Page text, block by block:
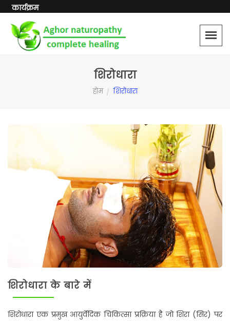
कार्यक्रम
शिरोधारा
होम शिरोधारा
शिरोधारा के बारे में
शिरोधारा एक प्रमुख आयुर्वेदिक चिकित्सा प्रक्रिया है जो शिरा (सिर) पर